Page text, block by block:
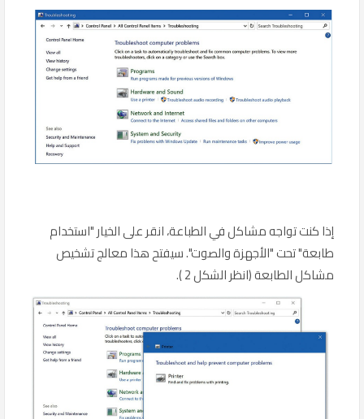
إذا كنت تواجه مشاكل في الطباعة، انقر على الخيار "استخدام
طابعة" تحت "الأجهزة والصوت". سيفتح هذا معالج تشخيص
مشاكل الطابعة (انظر الشكل 2 ).